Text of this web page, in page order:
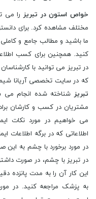
خواص استون در تبریز را می
مختلف مشاهده کرد. برای
ما باشید و مطالب جامع و
کنید. همچنین برای کسب
در تبریز می توانید با
که در سایت تخصصی آریانا
تبریز شناخته شده انجام می
مشتریان در کسب و کارشان
می خواهیم در مورد نکات
اطلاعاتی که در برگه اطلاعات
در مورد برخورد با چشم به
در تبریز با چشم، در صورت
این کار آن را به مدت پانزده
به پزشک مراجعه کنید. در